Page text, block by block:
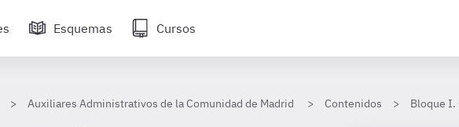
Esquemas Cursos
Auxiliares Administrativos de la Comunidad de Madrid Contenidos Bloque I.